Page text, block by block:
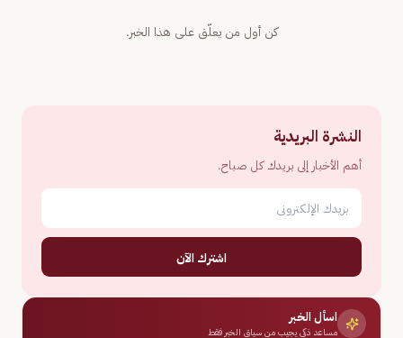
كن أول من يعلّق على هذا الخبر.
النشرة البريدية
أهم الأخبار إلى بريدك كل صباح.
اشترك الآن
اسأل الخبر
مساعد ذكي يجيب من سياق الخبر فقط